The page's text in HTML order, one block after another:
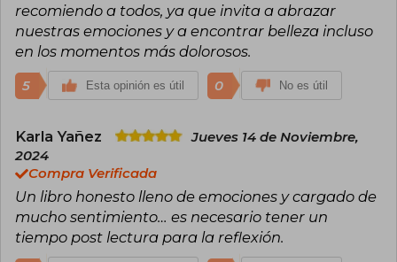
recomiendo a todos, ya que invita a abrazar
nuestras emociones y a encontrar belleza incluso
en los momentos más dolorosos.
5 Esta opinión es útil 0 No es útil
Karla Yañez
Jueves 14 de Noviembre,
2024
Compra Verificada
Un libro honesto lleno de emociones y cargado de
mucho sentimiento… es necesario tener un
tiempo post lectura para la reflexión.